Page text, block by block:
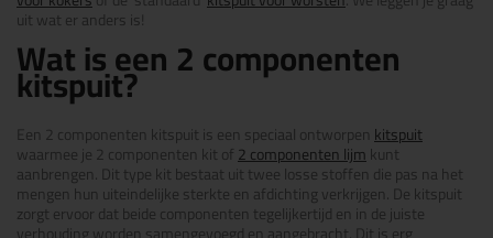
uit wat er anders is!
Wat is een 2 componenten
kitspuit?
Een 2 componenten kitspuit is een speciaal ontworpen kitspuit
waarmee je 2 componenten kit of2 componenten lijmkunt
aanbrengen. Dit type kit bestaat uit twee losse stoffen die pas na het
mengen hun uiteindelijke sterkte en afdichting verkrijgen. De kitspuit
zorgt ervoor dat beide componenten tegelijkertijd en in de juiste